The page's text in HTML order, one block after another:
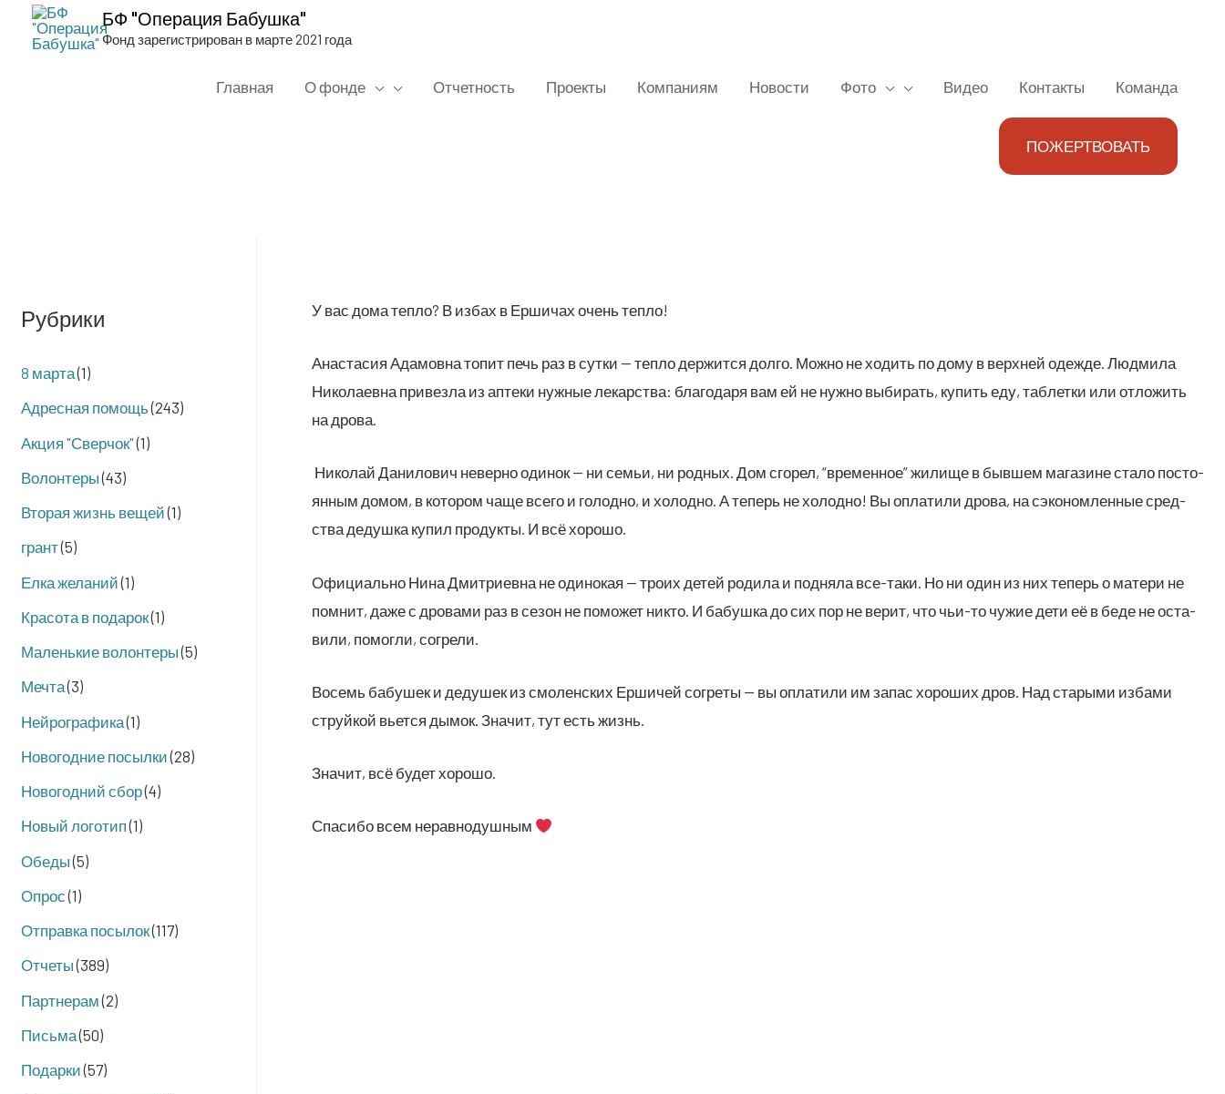
БФ "Операция Бабушка"
Фонд зарегистрирован в марте 2021 года
Главная О фонде Отчетность Проекты Компаниям Новости Фото Видео Контакты Команда
ПОЖЕРТВОВАТЬ
Рубрики
8 марта(1)
Адресная помощь(243)
Акция "Сверчок"(1)
Волонтеры(43)
Вторая жизнь вещей(1)
грант(5)
Елка желаний(1)
Красота в подарок(1)
Маленькие волонтеры(5)
Мечта(3)
Нейрографика(1)
Новогодние посылки(28)
Новогодний сбор(4)
Новый логотип(1)
Обеды(5)
Опрос(1)
Отправка посылок(117)
Отчеты(389)
Партнерам(2)
Письма(50)
Подарки(57)
У вас дома теп­ло? В избах в Ерши­чах очень тепло!
Ана­ста­сия Ада­мов­на топит печь раз в сут­ки — теп­ло дер­жит­ся дол­го. Мож­но не ходить по дому в верх­ней одеж­де. Люд­ми­ла
Нико­ла­ев­на при­вез­ла из апте­ки нуж­ные лекар­ства: бла­го­да­ря вам ей не нуж­но выби­рать, купить еду, таб­лет­ки или отло­жить
на дрова.
Нико­лай Дани­ло­вич невер­но оди­нок — ни семьи, ни род­ных. Дом сго­рел, “вре­мен­ное” жили­ще в быв­шем мага­зине ста­ло посто­
ян­ным домом, в кото­ром чаще все­го и голод­но, и холод­но. А теперь не холод­но! Вы опла­ти­ли дро­ва, на сэко­ном­лен­ные сред­
ства дедуш­ка купил про­дук­ты. И всё хорошо.
Офи­ци­аль­но Нина Дмит­ри­ев­на не оди­но­кая — тро­их детей роди­ла и под­ня­ла все-таки. Но ни один из них теперь о мате­ри не
пом­нит, даже с дро­ва­ми раз в сезон не помо­жет никто. И бабуш­ка до сих пор не верит, что чьи-то чужие дети её в беде не оста­
ви­ли, помог­ли, согрели.
Восемь бабу­шек и деду­шек из смо­лен­ских Ерши­чей согре­ты — вы опла­ти­ли им запас хоро­ших дров. Над ста­ры­ми изба­ми
струй­кой вьет­ся дымок. Зна­чит, тут есть жизнь.
Зна­чит, всё будет хорошо.
Спа­си­бо всем неравнодушным